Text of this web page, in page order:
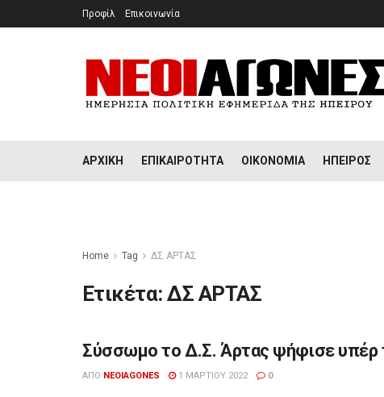
Προφίλ Επικοινωνία
ΑΡΧΙΚΉ ΕΠΙΚΑΙΡΌΤΗΤΑ ΟΙΚΟΝΟΜΊΑ ΉΠΕΙΡΟΣ
Home Tag ΔΣ ΑΡΤΑΣ
Ετικέτα:ΔΣ ΑΡΤΑΣ
ΉΠΕΙΡΟΣ
Σύσσωμο το Δ.Σ. Άρτας ψήφισε υπέρ
ΑΠΌ NEOIAGONES 1 ΜΑΡΤΊΟΥ 2022 0